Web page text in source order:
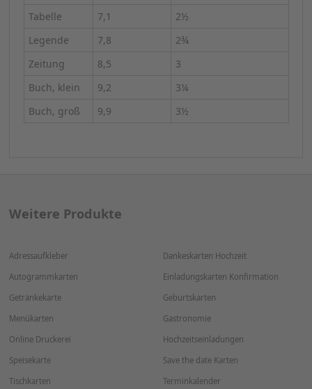
Tabelle
7,1
2½
Legende
7,8
2¾
Zeitung
8,5
3
Buch, klein
9,2
3¼
Buch, groß
9,9 3½
Weitere Produkte
Adressaufkleber
Autogrammkarten
Getränkekarte
Menükarten
Online Druckerei
Speisekarte
Tischkarten
Dankeskarten Hochzeit
Einladungskarten Konfirmation
Geburtskarten
Gastronomie
Hochzeitseinladungen
Save the date Karten
Terminkalender